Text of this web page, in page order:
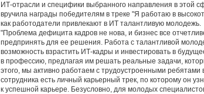
ИТ-отрасли и специфики выбранного направления в этой
вручила награды победителям в треке "Я работаю в
как работодатели привлекают в ИТ талантливую молодежь.
"Проблема дефицита кадров не нова, и бизнес все
предпринять для ее решения. Работа с талантливой
возможность взрастить ИТ-кадры и инвестировать в
в профессию, предлагая им решать реальные задачи,
этого, мы активно работаем с трудоустроенными ребятами
сотрудника есть личный карьерный трек, по которому он
к успешной карьере. Безусловно, для молодых